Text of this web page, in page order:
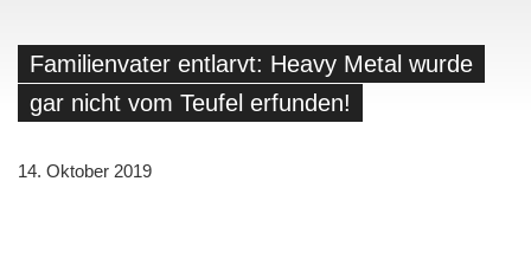
Familienvater entlarvt: Heavy Metal wurde
gar nicht vom Teufel erfunden!
14. Oktober 2019